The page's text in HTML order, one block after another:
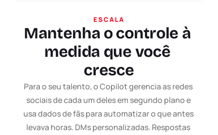
ESCALA
Mantenha o controle à
medida que você
cresce
Para o seu talento, o Copilot gerencia as redes
sociais de cada um deles em segundo plano e
usa dados de fãs para automatizar o que antes
levava horas. DMs personalizadas. Respostas